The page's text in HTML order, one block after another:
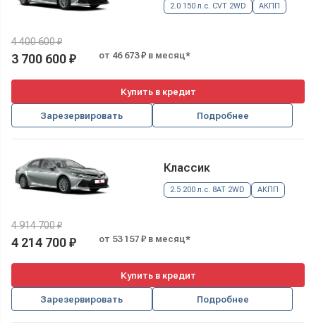
2.0 150 л.с. CVT 2WD АКПП
4 400 600 ₽
3 700 600 ₽ от 46 673 ₽ в месяц*
Купить в кредит
Зарезервировать Подробнее
Классик
2.5 200 л.с. 8AT 2WD АКПП
4 914 700 ₽
4 214 700 ₽ от 53 157 ₽ в месяц*
Купить в кредит
Зарезервировать Подробнее